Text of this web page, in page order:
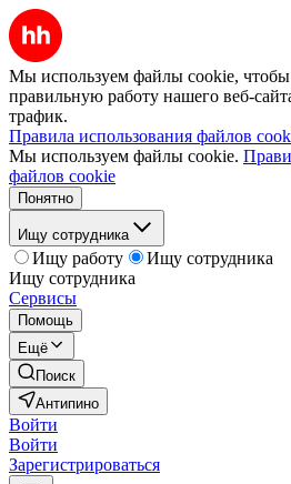
Мы используем файлы cookie, чтобы
правильную работу нашего веб-
трафик.
Правила использования файлов
Мы используем файлы cookie.
файлов cookie
Понятно
Ищу сотрудника
Ищу работу
Ищу сотрудника
Ищу сотрудника
Сервисы
Помощь
Ещё
Поиск
Антипино
Войти
Войти
Зарегистрироваться